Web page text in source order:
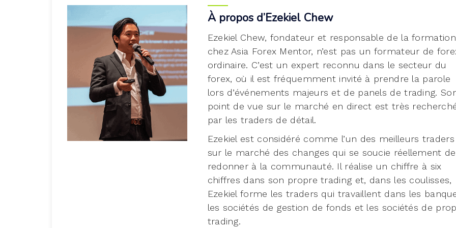
À propos d’Ezekiel Chew
Ezekiel Chew, fondateur et responsable de la formation
chez Asia Forex Mentor, n’est pas un formateur de
ordinaire. C’est un expert reconnu dans le secteur du
forex, où il est fréquemment invité à prendre la parole
lors d’événements majeurs et de panels de trading.
point de vue sur le marché en direct est très
par les traders de détail.
Ezekiel est considéré comme l’un des meilleurs traders
sur le marché des changes qui se soucie réellement de
redonner à la communauté. Il réalise un chiffre à six
chiffres dans son propre trading et, dans les coulisses,
Ezekiel forme les traders qui travaillent dans les
les sociétés de gestion de fonds et les sociétés de prop
trading.